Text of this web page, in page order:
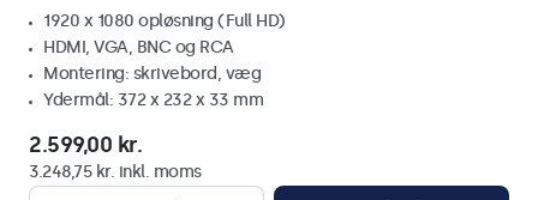
1920 x 1080 opløsning (Full HD)
HDMI, VGA, BNC og RCA
Montering: skrivebord, væg
Ydermål: 372 x 232 x 33 mm
2.599,00 kr.
3.248,75 kr. inkl. moms